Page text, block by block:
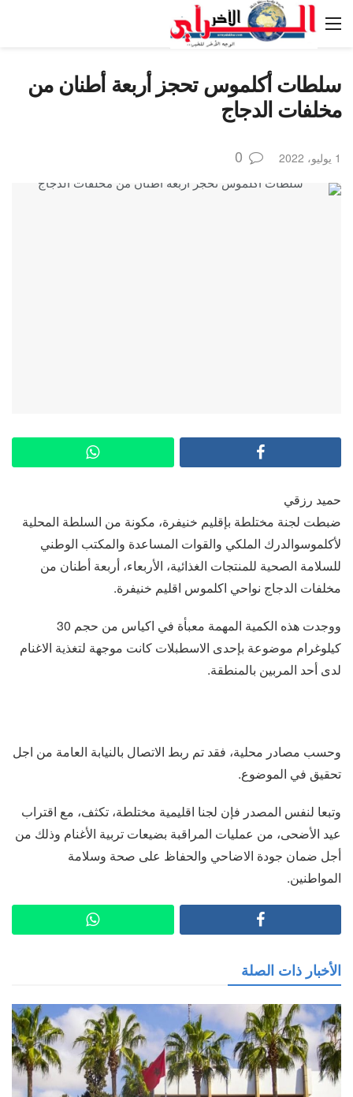
سلطات أكلموس تحجز أربعة أطنان من
مخلفات الدجاج
1 يوليو، 2022 0
حميد رزقي
ضبطت لجنة مختلطة بإقليم خنيفرة، مكونة من السلطة المحلية
لأكلموسوالدرك الملكي والقوات المساعدة والمكتب الوطني
للسلامة الصحية للمنتجات الغذائية، الأربعاء، أربعة أطنان من
مخلفات الدجاج نواحي اكلموس اقليم خنيفرة.
ووجدت هذه الكمية المهمة معبأة في اكياس من حجم 30
كيلوغرام موضوعة بإحدى الاسطبلات كانت موجهة لتغذية الاغنام
لدى أحد المربين بالمنطقة.
وحسب مصادر محلية، فقد تم ربط الاتصال بالنيابة العامة من اجل
تحقيق في الموضوع.
وتبعا لنفس المصدر فإن لجنا اقليمية مختلطة، تكثف، مع اقتراب
عيد الأضحى، من عمليات المراقبة بضيعات تربية الأغنام وذلك من
أجل ضمان جودة الاضاحي والحفاظ على صحة وسلامة
المواطنين.
الأخبار ذات الصلة